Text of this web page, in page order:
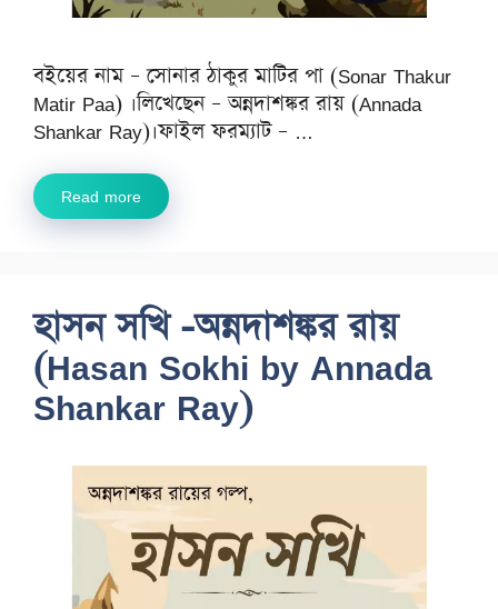
বইয়ের নাম – সোনার ঠাকুর মাটির পা (Sonar Thakur
Matir Paa) ।লিখেছেন – অন্নদাশঙ্কর রায় (Annada
Shankar Ray)।ফাইল ফরম্যাট – …
Read more
হাসন সখি -অন্নদাশঙ্কর রায়
(Hasan Sokhi by Annada
Shankar Ray)